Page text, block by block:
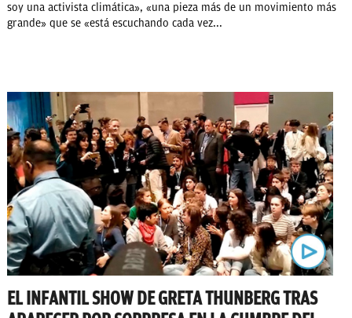
soy una activista climática», «una pieza más de un movimiento más
grande» que se «está escuchando cada vez...
EL INFANTIL SHOW DE GRETA THUNBERG TRAS